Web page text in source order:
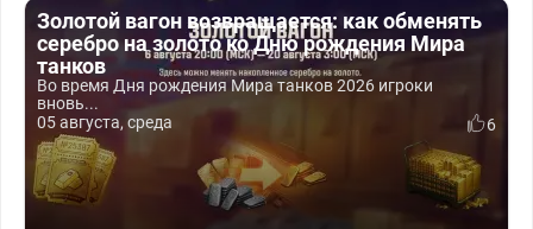
Золотой вагон возвращается: как обменять
серебро на золото ко Дню рождения Мира
танков
Во время Дня рождения Мира танков 2026 игроки
вновь...
05 августа, среда
6